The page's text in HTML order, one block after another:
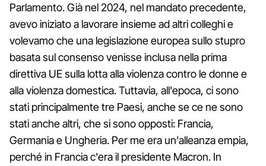
Parlamento. Già nel 2024, nel mandato precedente,
avevo iniziato a lavorare insieme ad altri colleghi e
volevamo che una legislazione europea sullo stupro
basata sul consenso venisse inclusa nella prima
direttiva UE sulla lotta alla violenza contro le donne e
alla violenza domestica. Tuttavia, all'epoca, ci sono
stati principalmente tre Paesi, anche se ce ne sono
stati anche altri, che si sono opposti: Francia,
Germania e Ungheria. Per me era un'alleanza empia,
perché in Francia c'era il presidente Macron. In